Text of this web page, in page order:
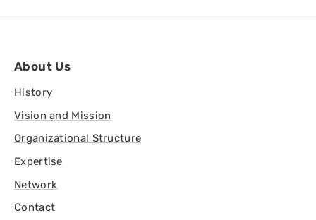
About Us
History
Vision and Mission
Organizational Structure
Expertise
Network
Contact